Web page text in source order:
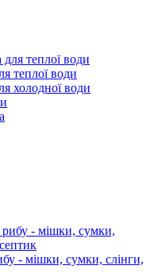
теплої води
холодної води
- мішки, сумки, слінги,